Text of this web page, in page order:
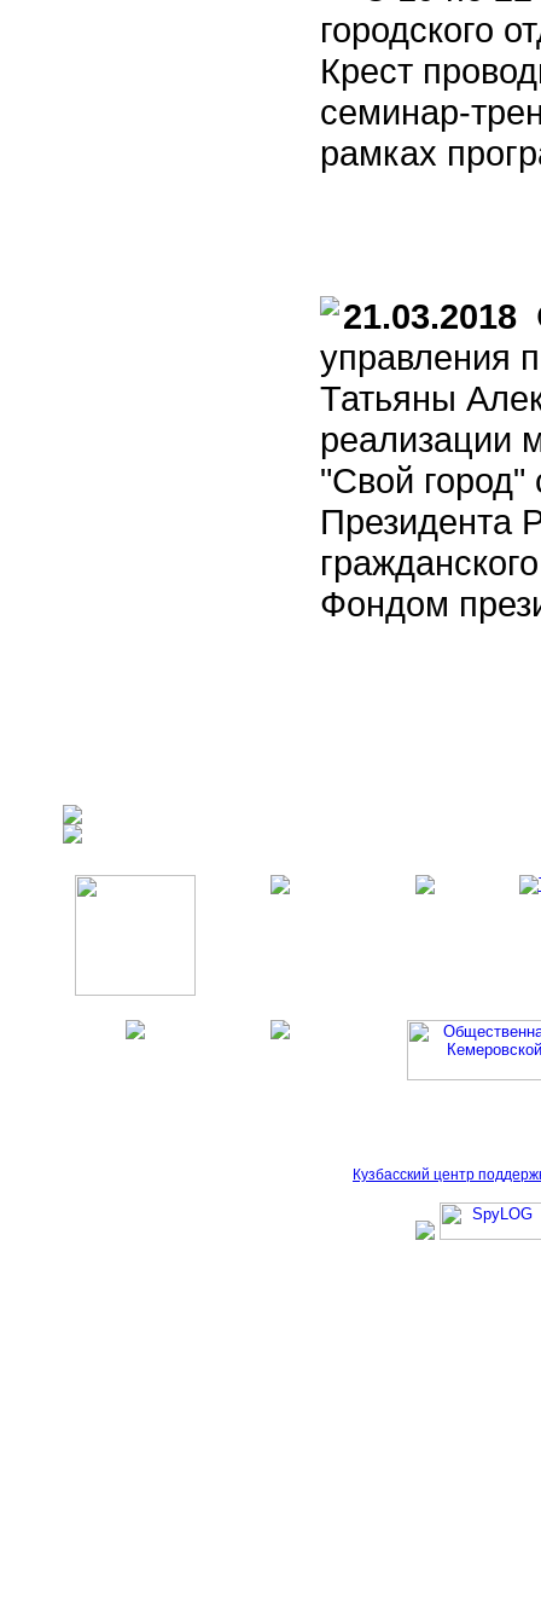
городского
Крест
семинар-
рамках
21.03.2018
управления
Татьяны
реализации
"Свой город"
Президента
Фондом
Кузбасский центр